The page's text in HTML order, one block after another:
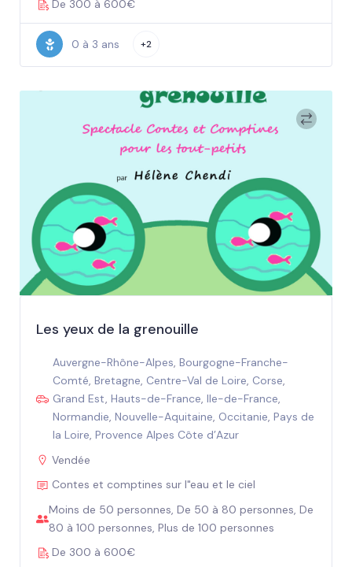
De 300 à 600€
0 à 3 ans +2
Les yeux de la grenouille
Auvergne-Rhône-Alpes, Bourgogne-Franche-
Comté, Bretagne, Centre-Val de Loire, Corse,
Grand Est, Hauts-de-France, Ile-de-France,
Normandie, Nouvelle-Aquitaine, Occitanie, Pays de
la Loire, Provence Alpes Côte d’Azur
Vendée
Contes et comptines sur l"eau et le ciel
Moins de 50 personnes, De 50 à 80 personnes, De
80 à 100 personnes, Plus de 100 personnes
De 300 à 600€